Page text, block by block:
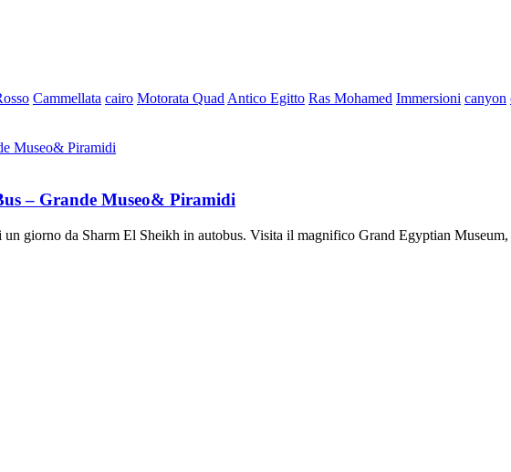
Cammellata cairo Motorata Quad Antico Egitto Ras Mohamed Immersioni canyon
– Grande Museo& Piramidi
giorno da Sharm El Sheikh in autobus. Visita il magnifico Grand Egyptian